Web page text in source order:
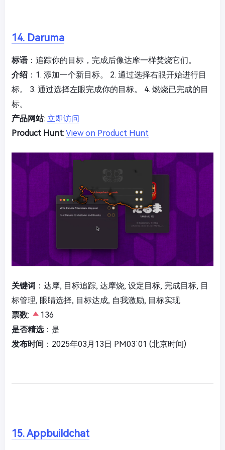
14. Daruma
标语：追踪你的目标，完成后像达摩一样焚烧它们。
介绍 ：1. 添加一个新目标。 2. 通过选择右眼开始进行目
标。 3. 通过选择左眼完成你的目标。 4. 燃烧已完成的目
标。
产品网站: 立即访问
Product Hunt: View on Product Hunt
关键词 ：达摩, 目标追踪, 达摩烧, 设定目标, 完成目标, 目
标管理, 眼睛选择, 目标达成, 自我激励, 目标实现
票数:
136
是否精选：是
发布时间 ：2025年03月13日 PM03:01 (北京时间)
15. Appbuildchat